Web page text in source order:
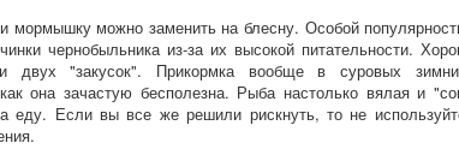
мормышку можно заменить на блесну. Особой
чернобыльника из-за их высокой питательности.
двух "закусок". Прикормка вообще в суровых
она зачастую бесполезна. Рыба настолько вялая и
еду. Если вы все же решили рискнуть, то не